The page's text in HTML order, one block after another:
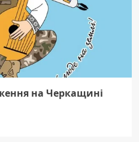
на Черкащині